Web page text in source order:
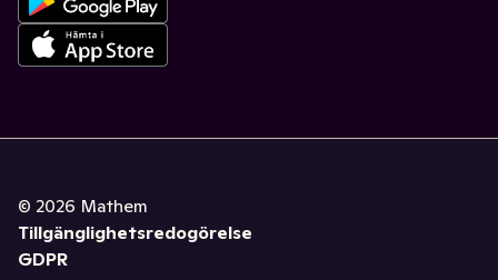
© 2026 Mathem
Tillgänglighetsredogörelse
GDPR